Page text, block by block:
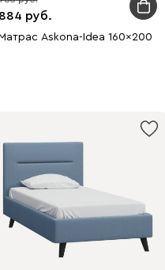
884
Матрас Askona-Idea 160x200